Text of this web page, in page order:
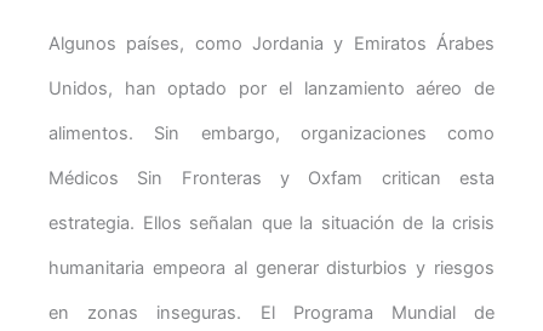
Algunos países, como Jordania y Emiratos Árabes
Unidos, han optado por el lanzamiento aéreo de
alimentos. Sin embargo, organizaciones como
Médicos Sin Fronteras y Oxfam critican esta
estrategia. Ellos señalan que la situación de la crisis
humanitaria empeora al generar disturbios y riesgos
en zonas inseguras. El Programa Mundial de